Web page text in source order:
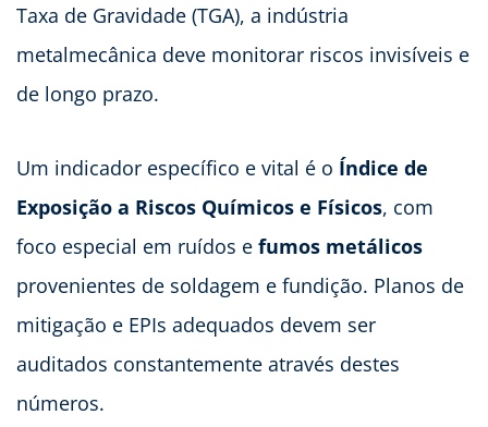
Taxa de Gravidade (TGA), a indústria
metalmecânica deve monitorar riscos invisíveis e
de longo prazo.
Um indicador específico e vital é o Índice de
Exposição a Riscos Químicos e Físicos, com
foco especial em ruídos e fumos metálicos
provenientes de soldagem e fundição. Planos de
mitigação e EPIs adequados devem ser
auditados constantemente através destes
números.